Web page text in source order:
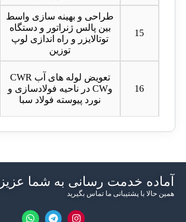
15
طراحی و بهینه سازی واسط
بین پالس ژنراتور و دستگاه
توتالایزر و راه اندازی لوپ
توزین
16
تعویض لوله های آب CWR
وCW در ناحیه فولادسازی و
نورد پیوسته فولاد سبا
آماده خدمت رسانی به شما
همین حالا با پشتیبانی ما تماس بگیرید